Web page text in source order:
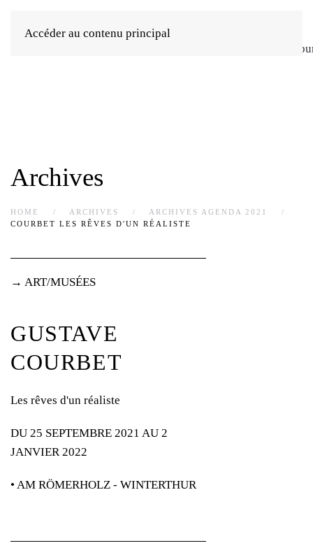
Accéder au contenu principal
Archives
HOME ARCHIVES
ARCHIVES AGENDA 2021
COURBET LES RÊVES D'UN RÉALISTE
→ ART/MUSÉES
GUSTAVE
COURBET
Les rêves d'un réaliste
DU 25 SEPTEMBRE 2021 AU 2
JANVIER 2022
• AM RÖMERHOLZ - WINTERTHUR